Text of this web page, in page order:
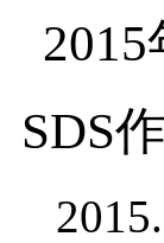
SDS